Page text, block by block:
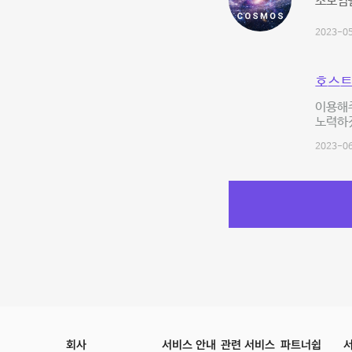
2023-
호스
이용
노력하
2023-
회사 서비스 안내 관련 서비스 파트너쉽